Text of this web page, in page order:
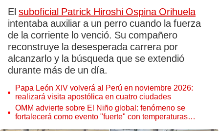
El suboficial Patrick Hiroshi Ospina Orihuela
intentaba auxiliar a un perro cuando la fuerza
de la corriente lo venció. Su compañero
reconstruye la desesperada carrera por
alcanzarlo y la búsqueda que se extendió
durante más de un día.
Papa León XIV volverá al Perú en noviembre 2026:
realizará visita apostólica en cuatro ciudades
OMM advierte sobre El Niño global: fenómeno se
fortalecerá como evento "fuerte" con temperaturas